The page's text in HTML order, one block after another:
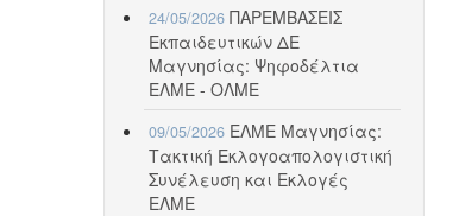
24/05/2026 ΠΑΡΕΜΒΑΣΕΙΣ
Εκπαιδευτικών ΔΕ
Μαγνησίας: Ψηφοδέλτια
ΕΛΜΕ - ΟΛΜΕ
09/05/2026 ΕΛΜΕ Μαγνησίας:
Τακτική Εκλογοαπολογιστική
Συνέλευση και Εκλογές
ΕΛΜΕ